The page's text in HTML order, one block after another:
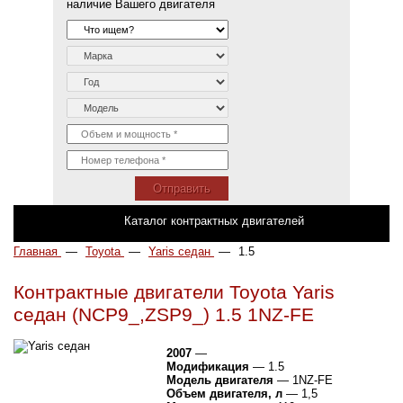
наличие Вашего двигателя
Отправить
Каталог контрактных двигателей
Главная — Toyota — Yaris седан — 1.5
Контрактные двигатели Toyota Yaris
седан (NCP9_,ZSP9_) 1.5 1NZ-FE
2007 —
Модификация — 1.5
Модель двигателя — 1NZ-FE
Объем двигателя, л — 1,5